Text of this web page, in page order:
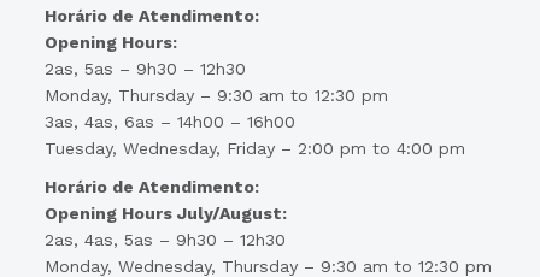
Horário de Atendimento:
Opening Hours:
2as, 5as – 9h30 – 12h30
Monday, Thursday – 9:30 am to 12:30 pm
3as, 4as, 6as – 14h00 – 16h00
Tuesday, Wednesday, Friday – 2:00 pm to 4:00 pm
Horário de Atendimento:
Opening Hours July/August:
2as, 4as, 5as – 9h30 – 12h30
Monday, Wednesday, Thursday – 9:30 am to 12:30 pm